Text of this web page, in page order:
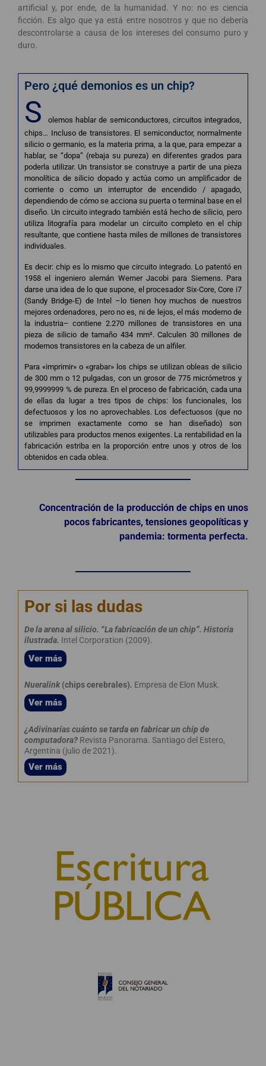
artificial y, por ende, de la humanidad. Y no: no es ciencia
ficción. Es algo que ya está entre nosotros y que no debería
descontrolarse a causa de los intereses del consumo puro y
duro.
Pero ¿qué demonios es un chip?
S
olemos hablar de semiconductores, circuitos integrados,
chips… Incluso de transistores. El semiconductor, normalmente
silicio o germanio, es la materia prima, a la que, para empezar a
hablar, se “dopa” (rebaja su pureza) en diferentes grados para
poderla utilizar. Un transistor se construye a partir de una pieza
monolítica de silicio dopado y actúa como un amplificador de
corriente o como un interruptor de encendido / apagado,
dependiendo de cómo se acciona su puerta o terminal base en el
diseño. Un circuito integrado también está hecho de silicio, pero
utiliza litografía para modelar un circuito completo en el chip
resultante, que contiene hasta miles de millones de transistores
individuales.
Es decir: chip es lo mismo que circuito integrado. Lo patentó en
1958 el ingeniero alemán Werner Jacobi para Siemens. Para
darse una idea de lo que supone, el procesador Six-Core, Core i7
(Sandy Bridge-E) de Intel –lo tienen hoy muchos de nuestros
mejores ordenadores, pero no es, ni de lejos, el más moderno de
la industria– contiene 2.270 millones de transistores en una
pieza de silicio de tamaño 434 mm². Calculen 30 millones de
modernos transistores en la cabeza de un alfiler.
Para «imprimir» o «grabar» los chips se utilizan obleas de silicio
de 300 mm o 12 pulgadas, con un grosor de 775 micrómetros y
99,9999999 % de pureza. En el proceso de fabricación, cada una
de ellas da lugar a tres tipos de chips: los funcionales, los
defectuosos y los no aprovechables. Los defectuosos (que no
se imprimen exactamente como se han diseñado) son
utilizables para productos menos exigentes. La rentabilidad en la
fabricación estriba en la proporción entre unos y otros de los
obtenidos en cada oblea.
Concentración de la producción de chips en unos
pocos fabricantes, tensiones geopolíticas y
pandemia: tormenta perfecta.
Por si las dudas
De la arena al silicio. “La fabricación de un chip”. Historia
ilustrada. Intel Corporation (2009).
Ver más
Nueralink(chips cerebrales). Empresa de Elon Musk.
Ver más
¿Adivinarías cuánto se tarda en fabricar un chip de
computadora? Revista Panorama. Santiago del Estero,
Argentina (julio de 2021).
Ver más